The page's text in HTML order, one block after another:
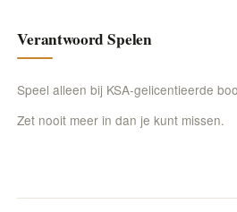
Verantwoord Spelen
Speel alleen bij KSA-gelicentieerde
Zet nooit meer in dan je kunt missen.